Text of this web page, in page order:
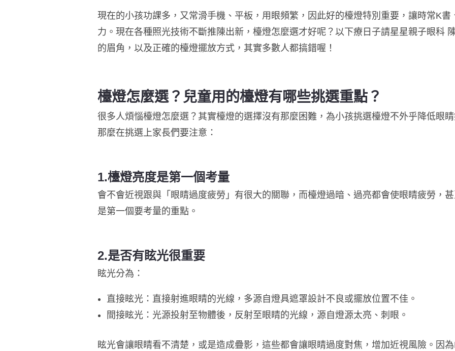
現在的小孩功課多，又常滑手機、平板，用眼頻繁，因此好的檯燈特別重要，讓時常K
力。現在各種照光技術不斷推陳出新，檯燈怎麼選才好呢？以下療日子請星星親子眼科
的眉角，以及正確的檯燈擺放方式，其實多數人都搞錯喔！
檯燈怎麼選？兒童用的檯燈有哪些挑選重點？
很多人煩惱檯燈怎麼選？其實檯燈的選擇沒有那麼困難，為小孩挑選檯燈不外乎降低眼
那麼在挑選上家長們要注意：
1.檯燈亮度是第一個考量
會不會近視跟與「眼睛過度疲勞」有很大的關聯，而檯燈過暗、過亮都會使眼睛疲勞，
是第一個要考量的重點。
2.是否有眩光很重要
眩光分為：
直接眩光：直接射進眼睛的光線，多源自燈具遮罩設計不良或擺放位置不佳。
間接眩光：光源投射至物體後，反射至眼睛的光線，源自燈源太亮、刺眼。
眩光會讓眼睛看不清楚，或是造成疊影，這些都會讓眼睛過度對焦，增加近視風險。因